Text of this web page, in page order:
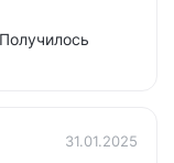
31.01.2025